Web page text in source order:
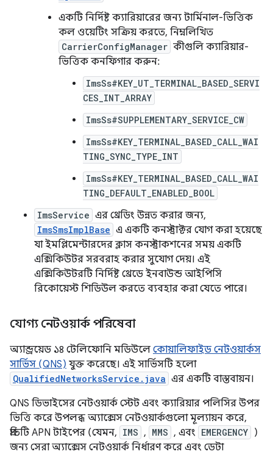
একটি নির্দিষ্ট ক্যারিয়ারের জন্য টার্মিনাল-ভিত্তিক
কল ওয়েটিং সক্রিয় করতে, নিম্নলিখিত
CarrierConfigManager কীগুলি ক্যারিয়ার-
ভিত্তিক কনফিগার করুন:
ImsSs#KEY_UT_TERMINAL_BASED_SERVI
CES_INT_ARRAY
ImsSs#SUPPLEMENTARY_SERVICE_CW
ImsSs#KEY_TERMINAL_BASED_CALL_WAI
TING_SYNC_TYPE_INT
ImsSs#KEY_TERMINAL_BASED_CALL_WAI
TING_DEFAULT_ENABLED_BOOL
ImsService এর থ্রেডিং উন্নত করার জন্য,
ImsSmsImplBase এ একটি কনস্ট্রাক্টর যোগ করা হয়েছে
যা ইমপ্লিমেন্টারদের ক্লাস কনস্ট্রাকশনের সময় একটি
এক্সিকিউটর সরবরাহ করার সুযোগ দেয়। এই
এক্সিকিউটরটি নির্দিষ্ট থ্রেডে ইনবাউন্ড আইপিসি
রিকোয়েস্ট শিডিউল করতে ব্যবহার করা যেতে পারে।
যোগ্য নেটওয়ার্ক পরিষেবা
অ্যান্ড্রয়েড ১৪ টেলিফোনি মডিউলে কোয়ালিফাইড নেটওয়ার্কস
সার্ভিস (QNS) যুক্ত করেছে। এই সার্ভিসটি হলো
QualifiedNetworksService.java এর একটি বাস্তবায়ন।
QNS ডিভাইসের নেটওয়ার্ক স্টেট এবং ক্যারিয়ার পলিসির উপর
ভিত্তি করে উপলব্ধ অ্যাক্সেস নেটওয়ার্কগুলো মূল্যায়ন করে,
প্রতিটি APN টাইপের (যেমন, IMS , MMS , এবং EMERGENCY )
জন্য সেরা অ্যাক্সেস নেটওয়ার্ক নির্ধারণ করে এবং ডেটা